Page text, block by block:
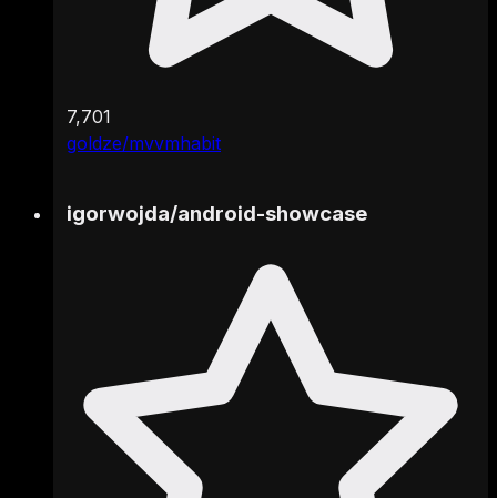
goldze/mvvmhabit
7,701
igorwojda/android-showcase